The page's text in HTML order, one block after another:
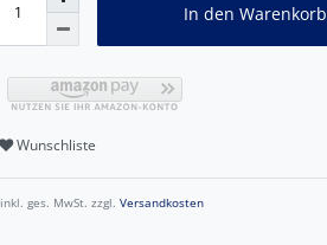
In den Warenkorb
Wunschliste
ges. MwSt. zzgl. Versandkosten